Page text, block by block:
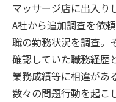
マッサージ店に出入り
A社から追加調査を依
職の勤務状況を調査。
確認していた職務経歴
業務成績等に相違があ
数々の問題行動を起こ